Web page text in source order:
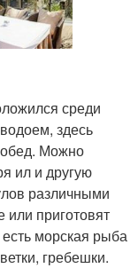
среди
здесь
Можно
ил и другую
различными
или приготовят
морская рыба
гребешки.